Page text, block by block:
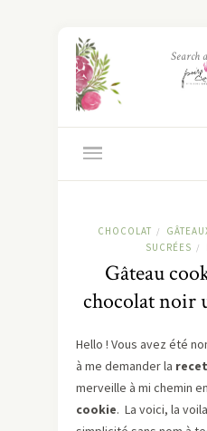
CHOCOLAT /
SUCRÉES /
Gâteau
chocolat noir
Hello ! Vous avez été
à me demander la
merveille à mi chemin
cookie. La voici, la